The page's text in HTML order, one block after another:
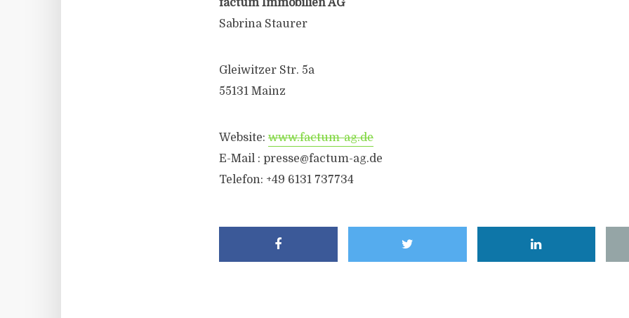
factum Immobilien AG
Sabrina Staurer
Gleiwitzer Str. 5a
55131 Mainz
Website: www.factum-ag.de
E-Mail : presse@factum-ag.de
Telefon: +49 6131 737734